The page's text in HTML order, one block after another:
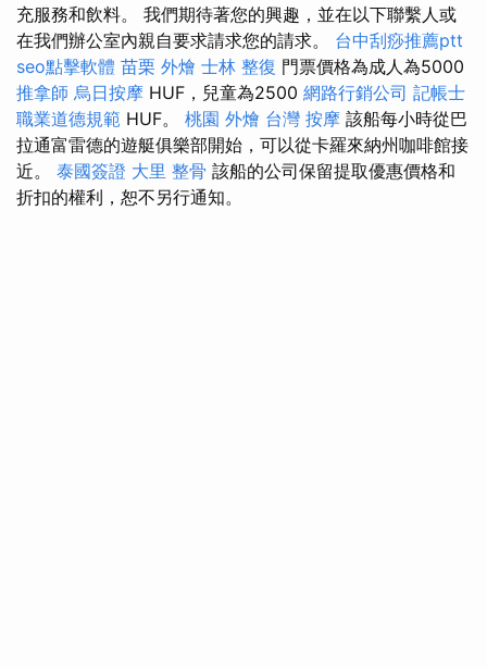
充服務和飲料。 我們期待著您的興趣，並在以下聯繫人或
在我們辦公室內親自要求請求您的請求。 台中刮痧推薦ptt
seo點擊軟體 苗栗 外燴 士林 整復 門票價格為成人為5000
推拿師 烏日按摩 HUF，兒童為2500 網路行銷公司 記帳士
職業道德規範 HUF。 桃園 外燴 台灣 按摩 該船每小時從巴
拉通富雷德的遊艇俱樂部開始，可以從卡羅來納州咖啡館接
近。 泰國簽證 大里 整骨 該船的公司保留提取優惠價格和
折扣的權利，恕不另行通知。